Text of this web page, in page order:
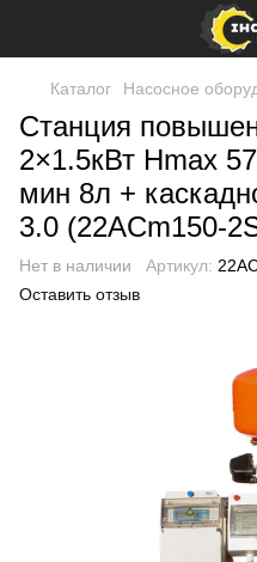
Каталог Насосное
Станция
2×1.5кВт Hmax
мин 8л +
3.0 (22ACm150-
Нет в наличии Артикул:
Оставить отзыв